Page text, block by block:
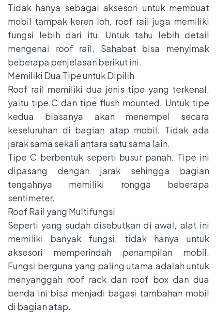
Tidak hanya sebagai aksesori untuk membuat
mobil tampak keren loh, roof rail juga memiliki
fungsi lebih dari itu. Untuk tahu lebih detail
mengenai roof rail, Sahabat bisa menyimak
beberapa penjelasan berikut ini.
Memiliki Dua Tipe untuk Dipilih
Roof rail memiliki dua jenis tipe yang terkenal,
yaitu tipe C dan tipe flush mounted. Untuk tipe
kedua biasanya akan menempel secara
keseluruhan di bagian atap mobil. Tidak ada
jarak sama sekali antara satu sama lain.
Tipe C berbentuk seperti busur panah. Tipe ini
dipasang dengan jarak sehingga bagian
tengahnya memiliki rongga beberapa
sentimeter.
Roof Rail yang Multifungsi
Seperti yang sudah disebutkan di awal, alat ini
memiliki banyak fungsi, tidak hanya untuk
aksesori memperindah penampilan mobil.
Fungsi berguna yang paling utama adalah untuk
menyanggah roof rack dan roof box dan dua
benda ini bisa menjadi bagasi tambahan mobil
di bagian atap.